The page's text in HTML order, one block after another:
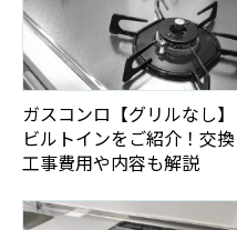
ガスコンロ【グリルなし】
ビルトインをご紹介！交換
工事費用や内容も解説